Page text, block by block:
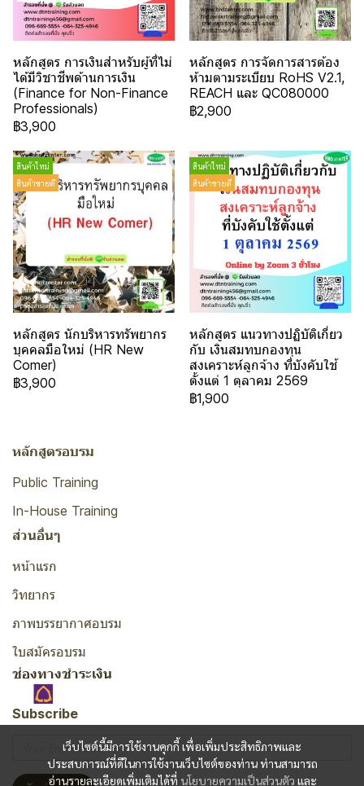
หลักสูตร การเงินสำหรับผู้ที่ไม่
ได้มีวิชาชีพด้านการเงิน
(Finance for Non-Finance
Professionals)
฿3,900
หลักสูตร การจัดการสารต้อง
ห้ามตามระเบียบ RoHS V2.1,
REACH และ QC080000
฿2,900
สินค้าใหม่
สินค้าขายดี
หลักสูตร นักบริหารทรัพยากร
บุคคลมือใหม่ (HR New
Comer)
฿3,900
สินค้าใหม่
สินค้าขายดี
หลักสูตร แนวทางปฏิบัติเกี่ยว
กับ เงินสมทบกองทุน
สงเคราะห์ลูกจ้าง ที่บังคับใช้
ตั้งแต่ 1 ตุลาคม 2569
฿1,900
เว็บไซต์นี้มีการใช้งานคุกกี้ เพื่อเพิ่มประสิทธิภาพและ
ประสบการณ์ที่ดีในการใช้งานเว็บไซต์ของท่าน ท่านสามารถ
อ่านรายละเอียดเพิ่มเติมได้ที่ นโยบายความเป็นส่วนตัว และ
หลักสูตรอบรม
Public Training
In-House Training
ส่วนอื่นๆ
หน้าแรก
วิทยากร
ภาพบรรยากาศอบรม
ใบสมัครอบรม
ช่องทางชำระเงิน
Subscribe